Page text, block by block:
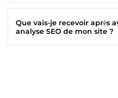
Que vais-je recevoir après
analyse SEO de mon site ?